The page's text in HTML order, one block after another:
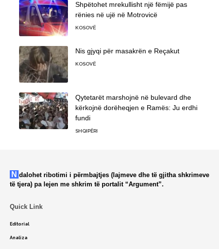
Shpëtohet mrekullisht një fëmijë pas
rënies në ujë në Motrovicë
KOSOVË
Nis gjyqi për masakrën e Reçakut
KOSOVË
Qytetarët marshojnë në bulevard dhe
kërkojnë dorëheqjen e Ramës: Ju erdhi
fundi
SHQIPËRI
Ndalohet ribotimi i përmbajtjes (lajmeve dhe të gjitha shkrimeve
të tjera) pa lejen me shkrim të portalit “Argument”.
Quick Link
Editorial
Analiza